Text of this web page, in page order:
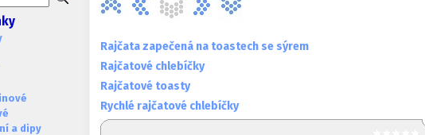
a dipy
Rajčata zapečená na toastech se sýrem
Rajčatové chlebíčky
Rajčatové toasty
Rychlé rajčatové chlebíčky